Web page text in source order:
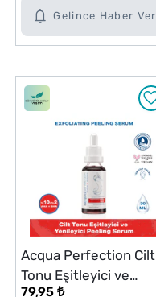
Gelince Haber Ver
Acqua Perfection Cilt
Tonu Eşitleyici ve
79,95 ₺